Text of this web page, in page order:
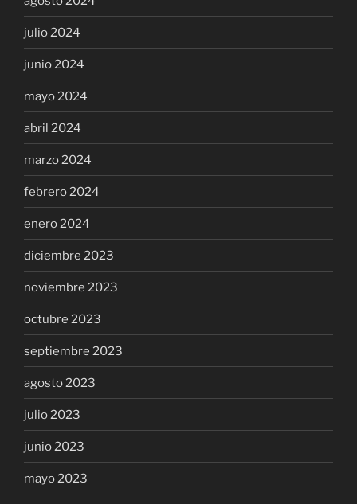
julio 2024
junio 2024
mayo 2024
abril 2024
marzo 2024
febrero 2024
enero 2024
diciembre 2023
noviembre 2023
octubre 2023
septiembre 2023
agosto 2023
julio 2023
junio 2023
mayo 2023